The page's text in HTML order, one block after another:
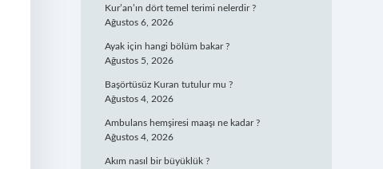
Kur’an’ın dört temel terimi nelerdir ?
Ağustos 6, 2026
Ayak için hangi bölüm bakar ?
Ağustos 5, 2026
Başörtüsüz Kuran tutulur mu ?
Ağustos 4, 2026
Ambulans hemşiresi maaşı ne kadar ?
Ağustos 4, 2026
Akım nasıl bir büyüklük ?